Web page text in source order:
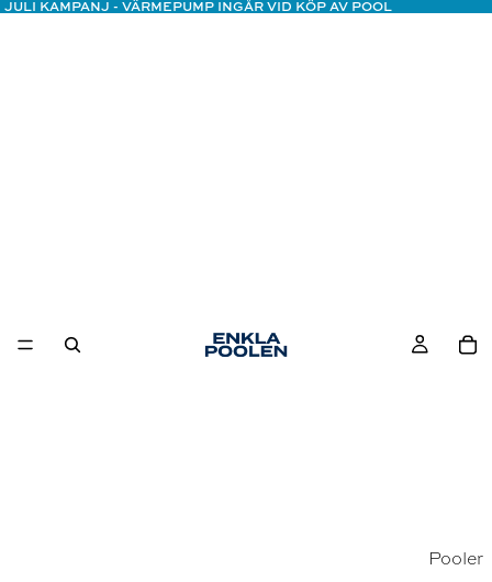
JULI KAMPANJ - VÄRMEPUMP INGÅR VID KÖP AV POOL
Pooler